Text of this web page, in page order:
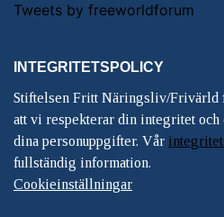
Tweets by freeworldforum
INTEGRITETSPOLICY
Stiftelsen Fritt Näringsliv/Frivärld
att vi respekterar din integritet
dina personuppgifter. Vår
fullständig information.
Cookieinställningar